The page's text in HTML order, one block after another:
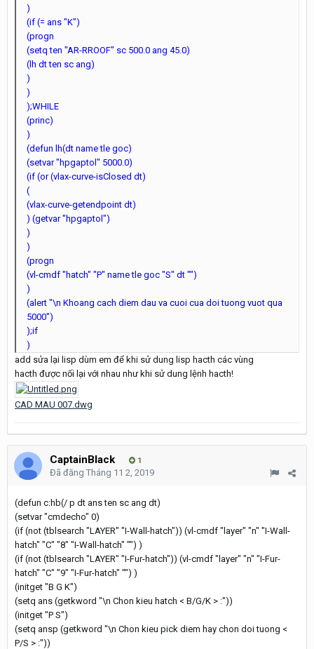
)
(if (= ans "K")
(progn
(setq ten "AR-RROOF" sc 500.0 ang 45.0)
(lh dt ten sc ang)
)
)
);WHILE
(princ)
)
(defun lh(dt name tle goc)
(setvar "hpgaptol" 5000.0)
(if (or (vlax-curve-isClosed dt)
(
(vlax-curve-getendpoint dt)
) (getvar "hpgaptol")
)
)
(progn
(vl-cmdf "hatch" "P" name tle goc "S" dt "")
)
(alert "\n Khoang cach diem dau va cuoi cua doi tuong vuot qua
5000")
);if
)
add sửa lại lisp dùm em để khi sử dung lisp hacth các vùng
hacth được nối lại với nhau như khi sử dung lệnh hacth!
CAD MAU 007.dwg
CaptainBlack 1
Đã đăng Tháng 11 2, 2019
(defun c:hb(/ p dt ans ten sc ang dt)
(setvar "cmdecho" 0)
(if (not (tblsearch "LAYER" "I-Wall-hatch")) (vl-cmdf "layer" "n" "I-Wall-
hatch" "C" "8" "I-Wall-hatch" "") )
(if (not (tblsearch "LAYER" "I-Fur-hatch")) (vl-cmdf "layer" "n" "I-Fur-
hatch" "C" "9" "I-Fur-hatch" "") )
(initget "B G K")
(setq ans (getkword "\n Chon kieu hatch < B/G/K > :"))
(initget "P S")
(setq ansp (getkword "\n Chon kieu pick diem hay chon doi tuong <
P/S > :"))